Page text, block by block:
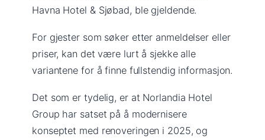
Havna Hotel & Sjøbad, ble gjeldende.
For gjester som søker etter anmeldelser eller
priser, kan det være lurt å sjekke alle
variantene for å finne fullstendig informasjon.
Det som er tydelig, er at Norlandia Hotel
Group har satset på å modernisere
konseptet med renoveringen i 2025, og